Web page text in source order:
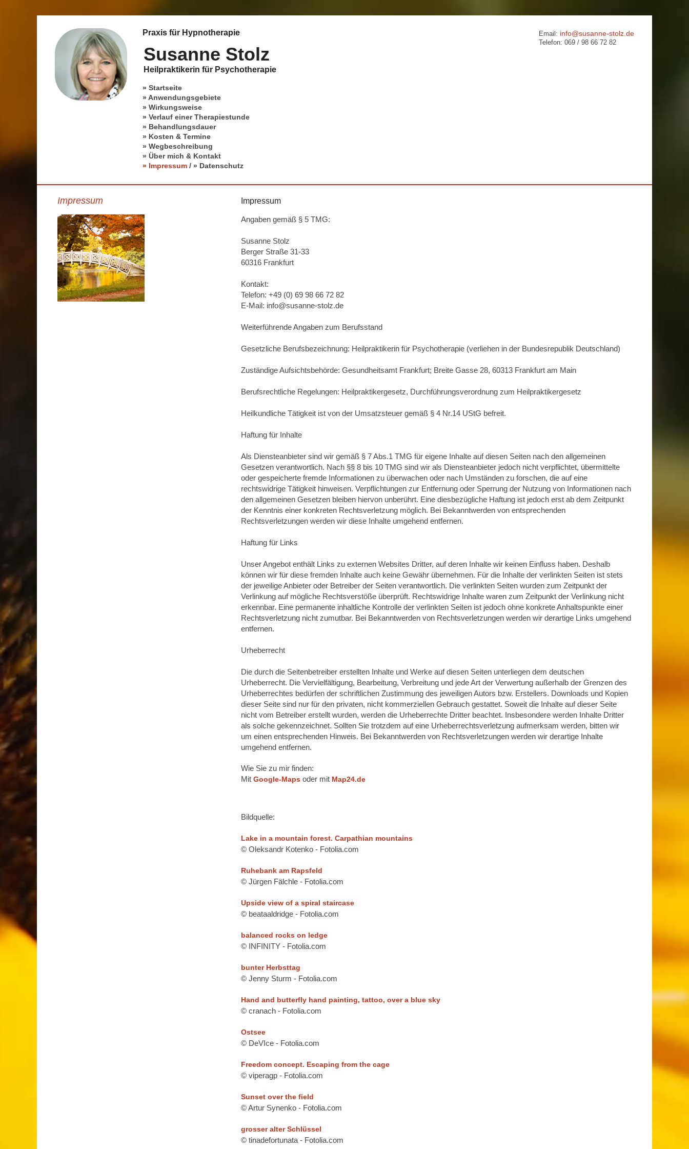
Praxis für Hypnotherapie
Susanne Stolz
Heilpraktikerin für Psychotherapie
» Startseite
» Anwendungsgebiete
» Wirkungsweise
» Verlauf einer Therapiestunde
» Behandlungsdauer
» Kosten & Termine
» Wegbeschreibung
» Über mich & Kontakt
» Impressum /» Datenschutz
Email: info@susanne-stolz.de
Telefon: 069 / 98 66 72 82
Impressum Impressum
Angaben gemäß § 5 TMG:
Susanne Stolz
Berger Straße 31-33
60316 Frankfurt
Kontakt:
Telefon: +49 (0) 69 98 66 72 82
E-Mail: info@susanne-stolz.de
Weiterführende Angaben zum Berufsstand
Gesetzliche Berufsbezeichnung: Heilpraktikerin für Psychotherapie (verliehen in der Bundesrepublik Deutschland)
Zuständige Aufsichtsbehörde: Gesundheitsamt Frankfurt; Breite Gasse 28, 60313 Frankfurt am Main
Berufsrechtliche Regelungen: Heilpraktikergesetz, Durchführungsverordnung zum Heilpraktikergesetz
Heilkundliche Tätigkeit ist von der Umsatzsteuer gemäß § 4 Nr.14 UStG befreit.
Haftung für Inhalte
Als Diensteanbieter sind wir gemäß § 7 Abs.1 TMG für eigene Inhalte auf diesen Seiten nach den allgemeinen
Gesetzen verantwortlich. Nach §§ 8 bis 10 TMG sind wir als Diensteanbieter jedoch nicht verpflichtet, übermittelte
oder gespeicherte fremde Informationen zu überwachen oder nach Umständen zu forschen, die auf eine
rechtswidrige Tätigkeit hinweisen. Verpflichtungen zur Entfernung oder Sperrung der Nutzung von Informationen nach
den allgemeinen Gesetzen bleiben hiervon unberührt. Eine diesbezügliche Haftung ist jedoch erst ab dem Zeitpunkt
der Kenntnis einer konkreten Rechtsverletzung möglich. Bei Bekanntwerden von entsprechenden
Rechtsverletzungen werden wir diese Inhalte umgehend entfernen.
Haftung für Links
Unser Angebot enthält Links zu externen Websites Dritter, auf deren Inhalte wir keinen Einfluss haben. Deshalb
können wir für diese fremden Inhalte auch keine Gewähr übernehmen. Für die Inhalte der verlinkten Seiten ist stets
der jeweilige Anbieter oder Betreiber der Seiten verantwortlich. Die verlinkten Seiten wurden zum Zeitpunkt der
Verlinkung auf mögliche Rechtsverstöße überprüft. Rechtswidrige Inhalte waren zum Zeitpunkt der Verlinkung nicht
erkennbar. Eine permanente inhaltliche Kontrolle der verlinkten Seiten ist jedoch ohne konkrete Anhaltspunkte einer
Rechtsverletzung nicht zumutbar. Bei Bekanntwerden von Rechtsverletzungen werden wir derartige Links umgehend
entfernen.
Urheberrecht
Die durch die Seitenbetreiber erstellten Inhalte und Werke auf diesen Seiten unterliegen dem deutschen
Urheberrecht. Die Vervielfältigung, Bearbeitung, Verbreitung und jede Art der Verwertung außerhalb der Grenzen des
Urheberrechtes bedürfen der schriftlichen Zustimmung des jeweiligen Autors bzw. Erstellers. Downloads und Kopien
dieser Seite sind nur für den privaten, nicht kommerziellen Gebrauch gestattet. Soweit die Inhalte auf dieser Seite
nicht vom Betreiber erstellt wurden, werden die Urheberrechte Dritter beachtet. Insbesondere werden Inhalte Dritter
als solche gekennzeichnet. Sollten Sie trotzdem auf eine Urheberrechtsverletzung aufmerksam werden, bitten wir
um einen entsprechenden Hinweis. Bei Bekanntwerden von Rechtsverletzungen werden wir derartige Inhalte
umgehend entfernen.
Wie Sie zu mir finden:
MitGoogle-Maps oder mit Map24.de
Bildquelle:
Lake in a mountain forest. Carpathian mountains
© Oleksandr Kotenko - Fotolia.com
Ruhebank am Rapsfeld
© Jürgen Fälchle - Fotolia.com
Upside view of a spiral staircase
© beataaldridge - Fotolia.com
balanced rocks on ledge
© INFINITY - Fotolia.com
bunter Herbsttag
© Jenny Sturm - Fotolia.com
Hand and butterfly hand painting, tattoo, over a blue sky
© cranach - Fotolia.com
Ostsee
© DeVIce - Fotolia.com
Freedom concept. Escaping from the cage
© viperagp - Fotolia.com
Sunset over the field
© Artur Synenko - Fotolia.com
grosser alter Schlüssel
© tinadefortunata - Fotolia.com